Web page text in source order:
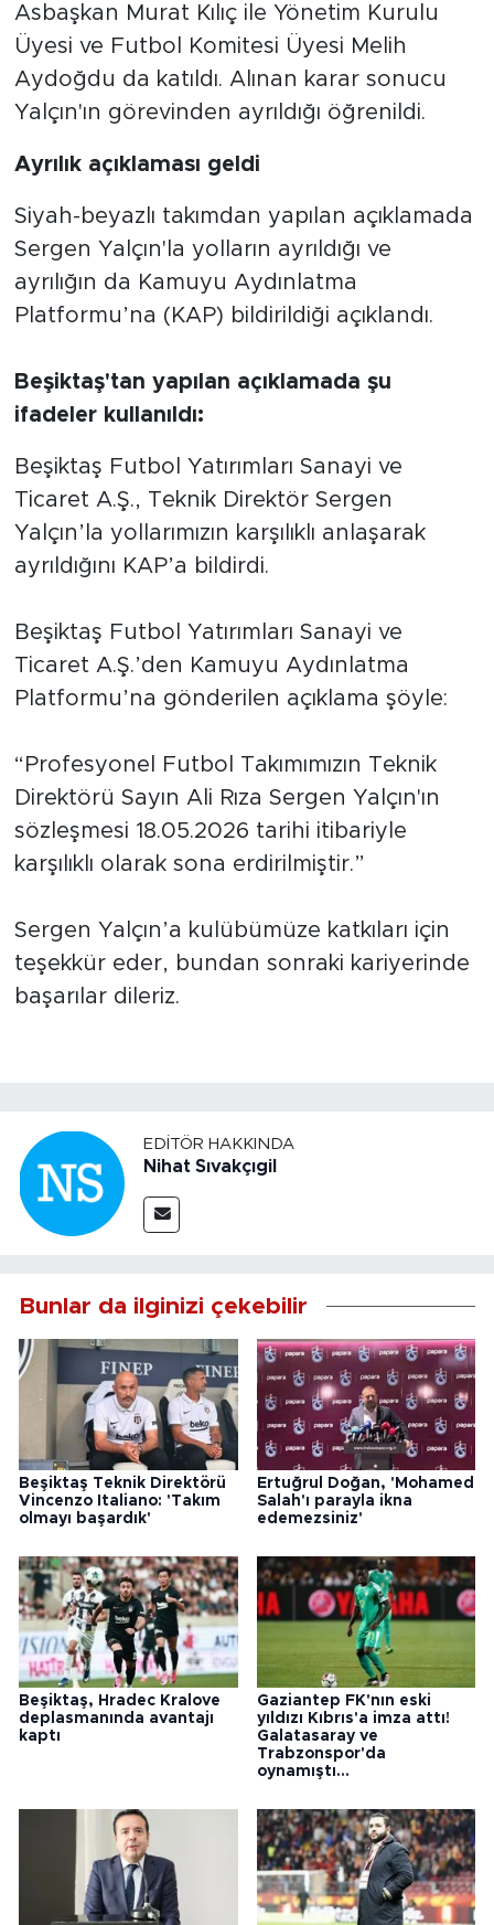
Asbaşkan Murat Kılıç ile Yönetim Kurulu
Üyesi ve Futbol Komitesi Üyesi Melih
Aydoğdu da katıldı. Alınan karar sonucu
Yalçın'ın görevinden ayrıldığı öğrenildi.
Ayrılık açıklaması geldi
Siyah-beyazlı takımdan yapılan açıklamada
Sergen Yalçın'la yolların ayrıldığı ve
ayrılığın da Kamuyu Aydınlatma
Platformu’na (KAP) bildirildiği açıklandı.
Beşiktaş'tan yapılan açıklamada şu
ifadeler kullanıldı:
Beşiktaş Futbol Yatırımları Sanayi ve
Ticaret A.Ş., Teknik Direktör Sergen
Yalçın’la yollarımızın karşılıklı anlaşarak
ayrıldığını KAP’a bildirdi.
Beşiktaş Futbol Yatırımları Sanayi ve
Ticaret A.Ş.’den Kamuyu Aydınlatma
Platformu’na gönderilen açıklama şöyle:
“Profesyonel Futbol Takımımızın Teknik
Direktörü Sayın Ali Rıza Sergen Yalçın'ın
sözleşmesi 18.05.2026 tarihi itibariyle
karşılıklı olarak sona erdirilmiştir.”
Sergen Yalçın’a kulübümüze katkıları için
teşekkür eder, bundan sonraki kariyerinde
başarılar dileriz.
EDITÖR HAKKINDA
Nihat Sıvakçıgil
Bunlar da ilginizi çekebilir
Beşiktaş Teknik Direktörü
Vincenzo Italiano: 'Takım
olmayı başardık'
Ertuğrul Doğan, 'Mohamed
Salah'ı parayla ikna
edemezsiniz'
Beşiktaş, Hradec Kralove
deplasmanında avantajı
kaptı
Gaziantep FK'nın eski
yıldızı Kıbrıs'a imza attı!
Galatasaray ve
Trabzonspor'da
oynamıştı...